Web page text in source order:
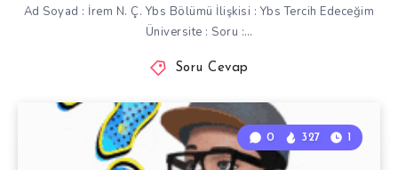
Ad Soyad : İrem N. Ç. Ybs Bölümü İlişkisi : Ybs Tercih Edeceğim
Üniversite : Soru :…
Soru Cevap
0 327 1